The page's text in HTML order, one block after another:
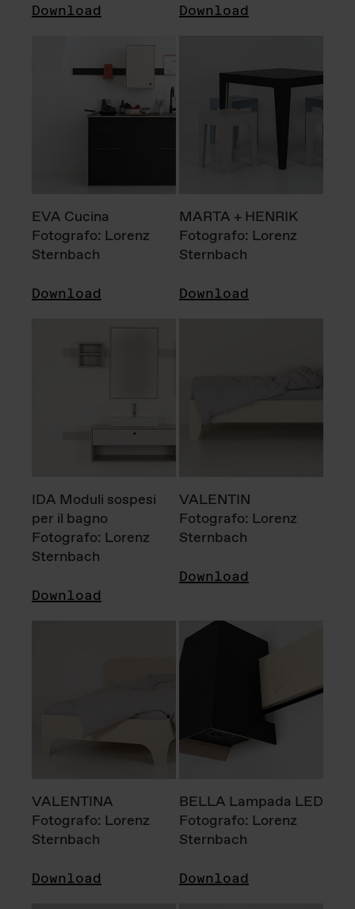
Download Download
EVA Cucina
Fotografo: Lorenz
Sternbach
Download
MARTA + HENRIK
Fotografo: Lorenz
Sternbach
Download
IDA Moduli sospesi
per il bagno
Fotografo: Lorenz
Sternbach
Download
VALENTIN
Fotografo: Lorenz
Sternbach
Download
VALENTINA
Fotografo: Lorenz
Sternbach
Download
BELLA Lampada LED
Fotografo: Lorenz
Sternbach
Download